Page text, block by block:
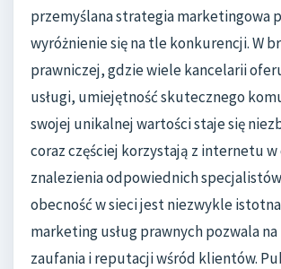
przemyślana strategia marketingowa
wyróżnienie się na tle konkurencji. W
prawniczej, gdzie wiele kancelarii
usługi, umiejętność skutecznego
swojej unikalnej wartości staje się
coraz częściej korzystają z internetu
znalezienia odpowiednich
obecność w sieci jest niezwykle
marketing usług prawnych pozwala
zaufania i reputacji wśród klientów.